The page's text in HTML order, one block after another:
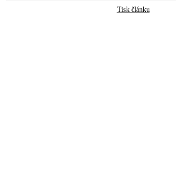
Tisk článku